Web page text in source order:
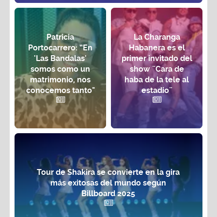
Patricia
Portocarrero: “En
'Las Bandalas'
somos como un
matrimonio, nos
conocemos tanto"
La Charanga
Habanera es el
primer invitado del
show ¨Cara de
haba de la tele al
estadio¨
Tour de Shakira se convierte en la gira
más exitosas del mundo según
Billboard 2025